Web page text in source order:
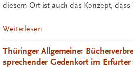
diesem Ort ist auch das Konzept,
Weiterlesen
Thüringer Allgemeine:
sprechender Gedenkort im